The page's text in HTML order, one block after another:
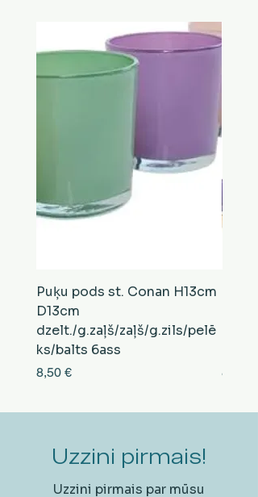
Puķu pods st. Conan H13cm
D13cm
dzelt./g.zaļš/zaļš/g.zils/pelē
ks/balts 6ass
Cena
8,50 € Cena
8,50 €
Uzzini pirmais!
Uzzini pirmais par mūsu